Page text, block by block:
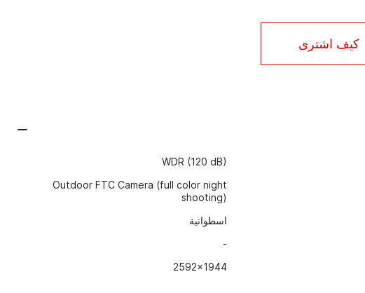
كيف اشترى
WDR (120 dB)
Outdoor FTC Camera (full color night
shooting)
اسطوانية
-
2592x1944